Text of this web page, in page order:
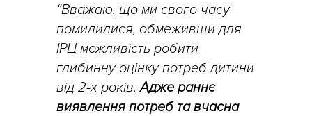
“Вважаю, що ми свого часу
помилилися, обмеживши для
ІРЦ можливість робити
глибинну оцінку потреб дитини
від 2-х років.Адже раннє
виявлення потреб та вчасна